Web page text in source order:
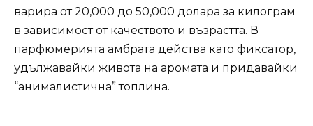
варира от 20,000 до 50,000 долара за килограм
в зависимост от качеството и възрастта. В
парфюмерията амбрата действа като фиксатор,
удължавайки живота на аромата и придавайки
“анималистична” топлина.